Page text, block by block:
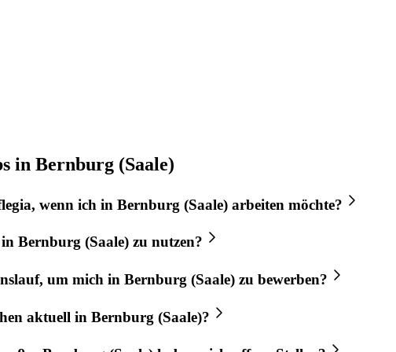
in Bernburg (Saale)
, wenn ich in Bernburg (Saale) arbeiten möchte?
in Bernburg (Saale) zu nutzen?
um mich in Bernburg (Saale) zu bewerben?
aktuell in Bernburg (Saale)?